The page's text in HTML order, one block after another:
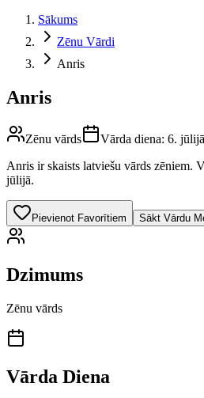
Sākums
Zēnu Vārdi
Anris
Anris
Zēnu vārds Vārda diena: 6. jūlijā
Anris ir skaists latviešu vārds zēniem.
jūlijā.
Pievienot Favorītiem Sākt Vārdu
Dzimums
Zēnu vārds
Vārda Diena